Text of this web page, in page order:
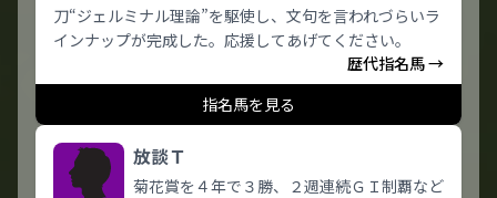
刀“ジェルミナル理論”を駆使し、文句を言われづらいラ
インナップが完成した。応援してあげてください。
歴代指名馬 →
指名馬を見る
放談Ｔ
菊花賞を４年で３勝、２週連続ＧＩ制覇など